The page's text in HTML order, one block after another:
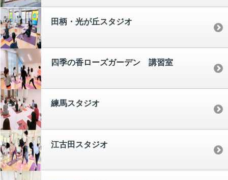
田柄・光が丘スタジオ
四季の香ローズガーデン 講習室
練馬スタジオ
江古田スタジオ